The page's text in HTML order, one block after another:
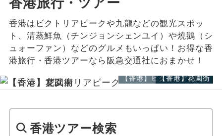
香港はビクトリアピークや九龍などの観光スポッ
ト、清蒸鮮魚（チンジョンシェンユイ）や燒鵝（シ
ュォーファン）などのグルメもいっぱい！お得な香
港旅行・香港ツアーなら阪急交通社におまかせ！
【香港】文武廟
【香港】ビクトリアピーク
【香港】花園街
香港ツアー検索
東海
東海すべて
関西
ランタオ島
この月をすべて選択
年月
日 月 火 水 木 金 土
長期滞在
周遊
女性限定
ロイヤルコレクション
その他